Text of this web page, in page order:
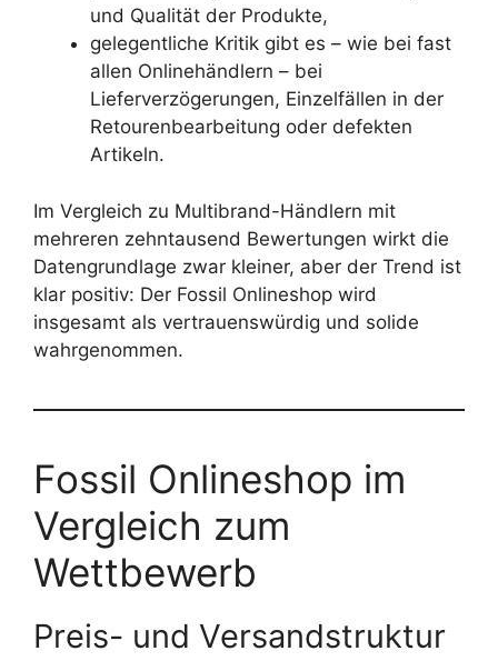
und Qualität der Produkte,
gelegentliche Kritik gibt es – wie bei fast
allen Onlinehändlern – bei
Lieferverzögerungen, Einzelfällen in der
Retourenbearbeitung oder defekten
Artikeln.
Im Vergleich zu Multibrand-Händlern mit
mehreren zehntausend Bewertungen wirkt die
Datengrundlage zwar kleiner, aber der Trend ist
klar positiv: Der Fossil Onlineshop wird
insgesamt als vertrauenswürdig und solide
wahrgenommen.
Fossil Onlineshop im
Vergleich zum
Wettbewerb
Preis- und Versandstruktur